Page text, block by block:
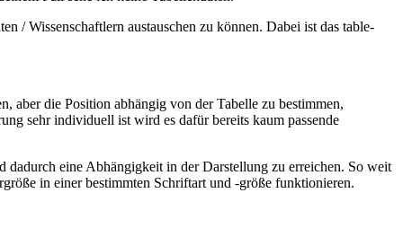
/ Wissenschaftlern austauschen zu können. Dabei ist das table-
aber die Position abhängig von der Tabelle zu bestimmen,
sehr individuell ist wird es dafür bereits kaum passende
dadurch eine Abhängigkeit in der Darstellung zu erreichen. So weit
in einer bestimmten Schriftart und -größe funktionieren.